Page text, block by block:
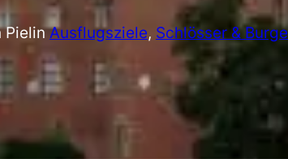
PielinAusflugsziele, Schlösser &